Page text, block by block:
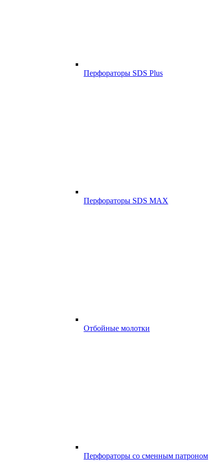
Перфораторы SDS Plus
Перфораторы SDS MAX
Отбойные молотки
Перфораторы со сменным патроном